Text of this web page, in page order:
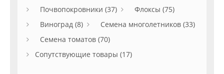
Почвопокровники (37)
Флоксы (75)
Виноград (8)
Семена многолетников (33)
Семена томатов (70)
Сопутствующие товары (17)